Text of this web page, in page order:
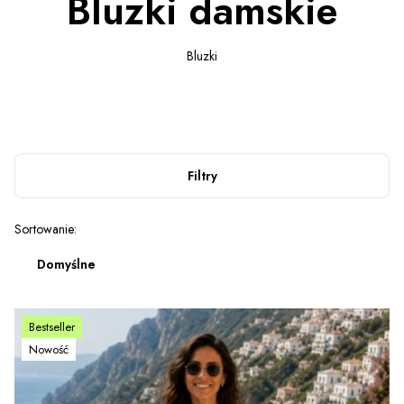
Bluzki
Filtry
Lista produktów
Sortowanie:
Domyślne
Bestseller
Nowość